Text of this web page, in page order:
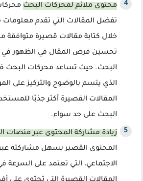
محتوى ملائم لمحركات البحث
تفضل المقالات التي تقدم
خلال كتابة مقالات قصيرة متوافقة
تحسين فرص المقال في الظهور في
البحث. حيث تساعد محركات البحث
الذي يتسم بالوضوح والتركيز على
المقالات القصيرة أكثر جذبًا
البحث على حد سواء.
زيادة مشاركة المحتوى عبر منصات
المحتوى القصير يسهل مشاركته
الاجتماعي، التي تعتمد على السرعة